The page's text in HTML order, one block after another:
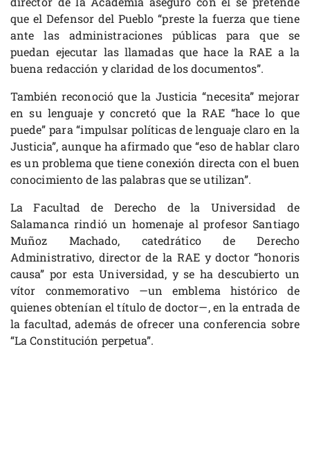
que el Defensor del Pueblo “preste la fuerza que tiene
ante las administraciones públicas para que se
puedan ejecutar las llamadas que hace la RAE a la
buena redacción y claridad de los documentos”.
También reconoció que la Justicia “necesita” mejorar
en su lenguaje y concretó que la RAE “hace lo que
puede” para “impulsar políticas de lenguaje claro en la
Justicia”, aunque ha afirmado que “eso de hablar claro
es un problema que tiene conexión directa con el buen
conocimiento de las palabras que se utilizan”.
La Facultad de Derecho de la Universidad de
Salamanca rindió un homenaje al profesor Santiago
Muñoz Machado, catedrático de Derecho
Administrativo, director de la RAE y doctor “honoris
causa” por esta Universidad, y se ha descubierto un
vítor conmemorativo —un emblema histórico de
quienes obtenían el título de doctor—, en la entrada de
la facultad, además de ofrecer una conferencia sobre
“La Constitución perpetua”.